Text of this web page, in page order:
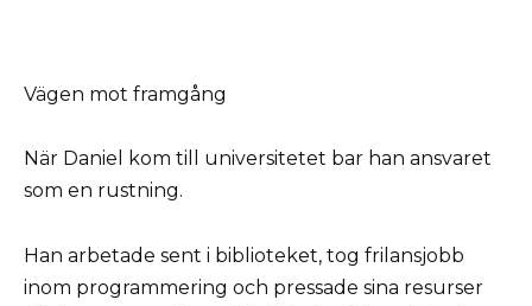
Vägen mot framgång
När Daniel kom till universitetet bar han ansvaret
som en rustning.
Han arbetade sent i biblioteket, tog frilansjobb
inom programmering och pressade sina resurser